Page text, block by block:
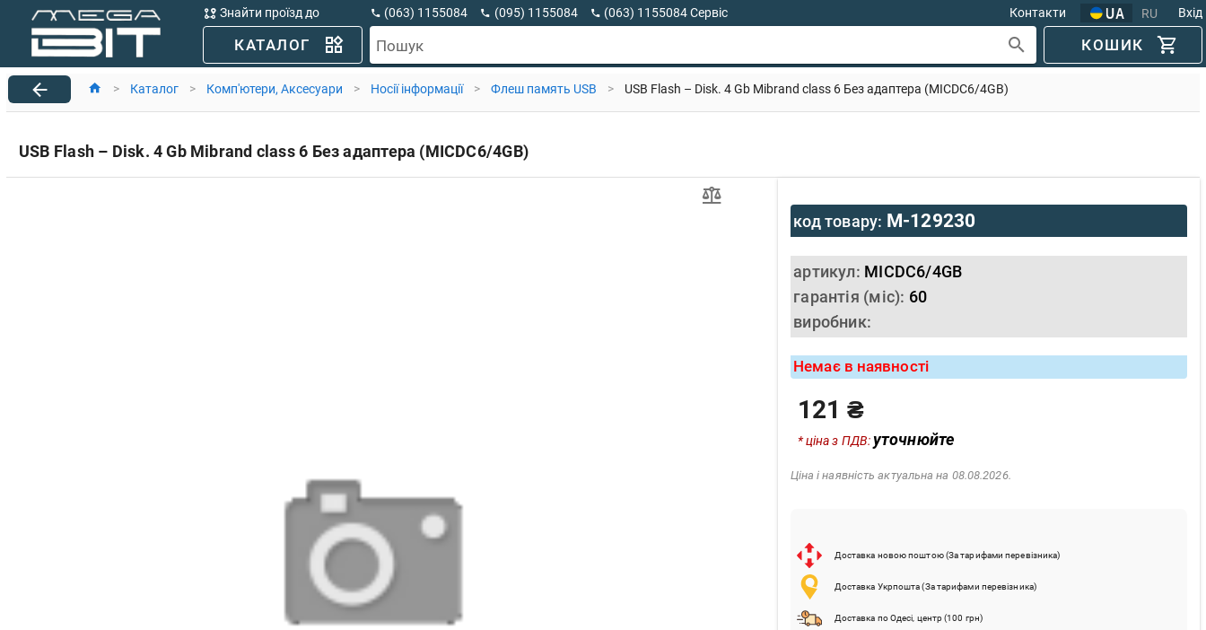
Знайти проїзд до
MegaBit
(063) 1155084 (095) 1155084
(063) 1155084 Сервіс
Вхід
RU
Контакти
КАТАЛОГ Пошук КОШИК
> Каталог > Комп'ютери, Aксесуари > Носії інформації > Флеш память USB > USB Flash – Disk. 4 Gb Mibrand class 6 Без адаптера (MICDC6/4GB)
USB Flash – Disk. 4 Gb Mibrand class 6 Без адаптера (MICDC6/4GB)
код товару: M-129230
артикул: MICDC6/4GB
гарантія (міс): 60
виробник:
Немає в наявності
121 ₴
* ціна з ПДВ:уточнюйте
Ціна і наявність актуальна на 08.08.2026.
Доставка новою поштою (За тарифами перевізника)
Доставка Укрпошта (За тарифами перевізника)
Доставка по Одесі, центр (100 грн)